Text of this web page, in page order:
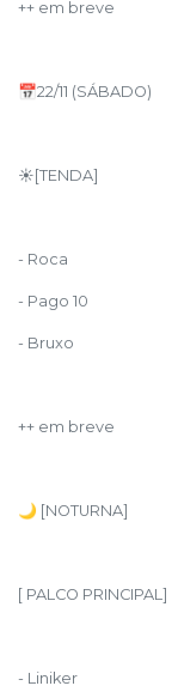
++ em breve
📅22/11 (SÁBADO)
☀️[TENDA]
- Roca
- Pago 10
- Bruxo
++ em breve
🌙 [NOTURNA]
[ PALCO PRINCIPAL]
- Liniker